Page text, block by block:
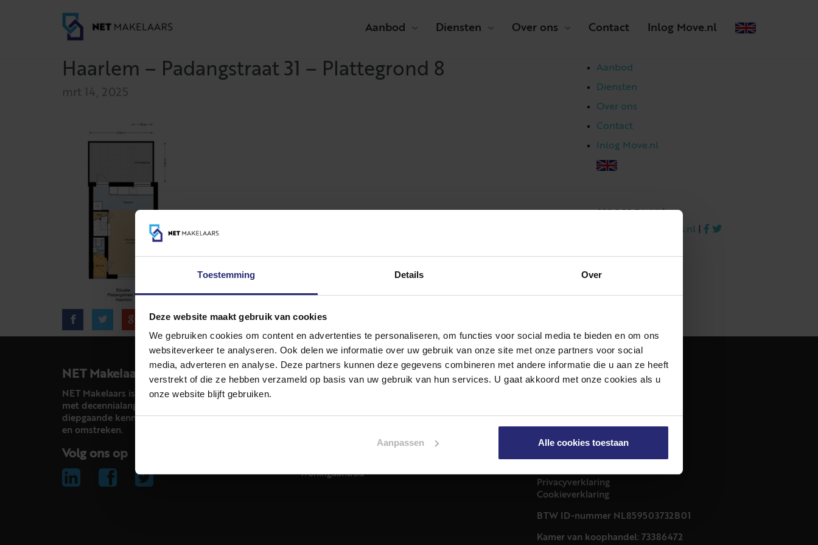
Toestemming Details Over
Deze website maakt gebruik van cookies
We gebruiken cookies om content en advertenties te personaliseren, om functies voor social media te bieden en om ons
websiteverkeer te analyseren. Ook delen we informatie over uw gebruik van onze site met onze partners voor social
media, adverteren en analyse. Deze partners kunnen deze gegevens combineren met andere informatie die u aan ze heeft
verstrekt of die ze hebben verzameld op basis van uw gebruik van hun services. U gaat akkoord met onze cookies als u
onze website blijft gebruiken.
Aanpassen Alle cookies toestaan
Aanbod Diensten Over ons Contact Inlog Move.nl
Haarlem – Padangstraat 31 – Plattegrond 8
mrt 14, 2025
Aanbod
Diensten
Over ons
Contact
Inlog Move.nl
info@netmakelaars.nl
NET Makelaars
NET Makelaars is een modern makelaarskantoor
met decennialange ervaring in het vak en
diepgaande kennis van de huizenmarkt in Haarlem
en omstreken.
Volg ons op
Diensten
Verkoop
Woningaanbod
Adres
Contact
info@netmakelaars.nl
Privacyverklaring
Cookieverklaring
BTW ID-nummer NL859503732B01
Kamer van koophandel: 73386472